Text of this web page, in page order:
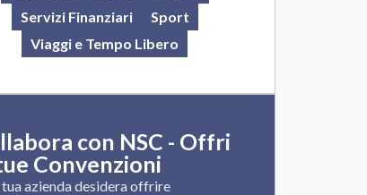
Servizi Finanziari
Sport
Viaggi e Tempo Libero
con NSC - Offri
Convenzioni
tua azienda desidera offrire